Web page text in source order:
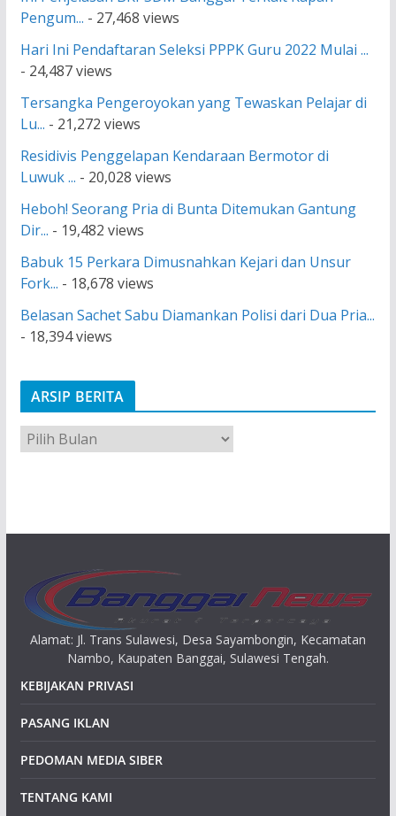
Pengum... - 27,468 views
Hari Ini Pendaftaran Seleksi PPPK Guru 2022 Mulai ...
- 24,487 views
Tersangka Pengeroyokan yang Tewaskan Pelajar di
Lu... - 21,272 views
Residivis Penggelapan Kendaraan Bermotor di
Luwuk ... - 20,028 views
Heboh! Seorang Pria di Bunta Ditemukan Gantung
Dir... - 19,482 views
Babuk 15 Perkara Dimusnahkan Kejari dan Unsur
Fork... - 18,678 views
Belasan Sachet Sabu Diamankan Polisi dari Dua Pria...
- 18,394 views
ARSIP BERITA
A
r
Alamat: Jl. Trans Sulawesi, Desa Sayambongin, Kecamatan
Nambo, Kaupaten Banggai, Sulawesi Tengah.
KEBIJAKAN PRIVASI
PASANG IKLAN
PEDOMAN MEDIA SIBER
TENTANG KAMI